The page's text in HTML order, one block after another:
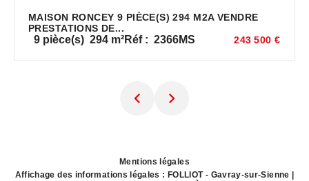
MAISON RONCEY 9 PIÈCE(S) 294 M2A VENDRE
PRESTATIONS DE...
9 pièce(s) 294 m²Réf : 2366MS 243 500 €
Mentions légales
Affichage des informations légales : FOLLIOT - Gavray-sur-Sienne |